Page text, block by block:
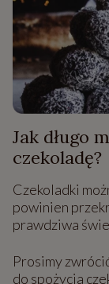
Jak długo
czekoladę?
Czekoladki
powinien
prawdziwa
Prosimy
do spożycia